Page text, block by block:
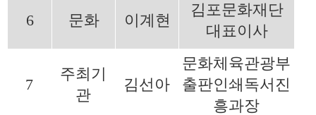
6 문화 이계현
김포문화재단
대표이사
7
주최기
관
김선아
문화체육관광부
출판인쇄독서진
흥과장